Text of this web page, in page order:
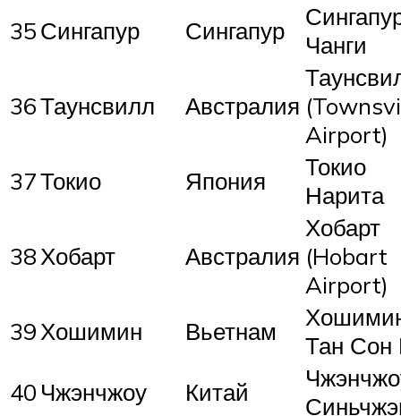
35Сингапур Сингапур
Чанги
36Таунсвилл Австралия
Airport)
37Токио Япония
Токио
Нарита
38Хобарт Австралия
Хобарт
(Hobart
Airport)
39Хошимин Вьетнам
Тан Сон
40 Чжэнчжоу Китай